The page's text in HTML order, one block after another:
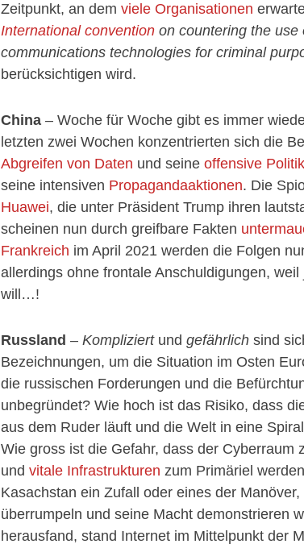
Zeitpunkt, an dem viele Organisationen
International convention on countering the use
communications technologies for criminal
berücksichtigen wird.
China – Woche für Woche gibt es immer
letzten zwei Wochen konzentrierten sich die
Abgreifen von Daten und seine offensive Politik
seine intensiven Propagandaaktionen. Die
Huawei, die unter Präsident Trump ihren
scheinen nun durch greifbare Fakten
Frankreich im April 2021 werden die Folgen
allerdings ohne frontale Anschuldigungen,
will…!
Russland – Kompliziertund gefährlich sind
Bezeichnungen, um die Situation im Osten
die russischen Forderungen und die
unbegründet? Wie hoch ist das Risiko, dass
aus dem Ruder läuft und die Welt in eine
Wie gross ist die Gefahr, dass der Cyberraum
und vitale Infrastrukturen zum Primäriel
Kasachstan ein Zufall oder eines der
überrumpeln und seine Macht demonstrieren
herausfand, stand Internet im Mittelpunkt der